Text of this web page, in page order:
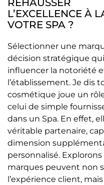
REHAUSSER
L’EXCELLENCE À
VOTRE SPA ?
Sélectionner une
décision stratégique
influencer la notoriété
l’établissement. Je dis
cosmétique joue un
celui de simple
dans un Spa. En effet,
véritable partenaire,
dimension
personnalisé.
marques peuvent non
l’expérience client,